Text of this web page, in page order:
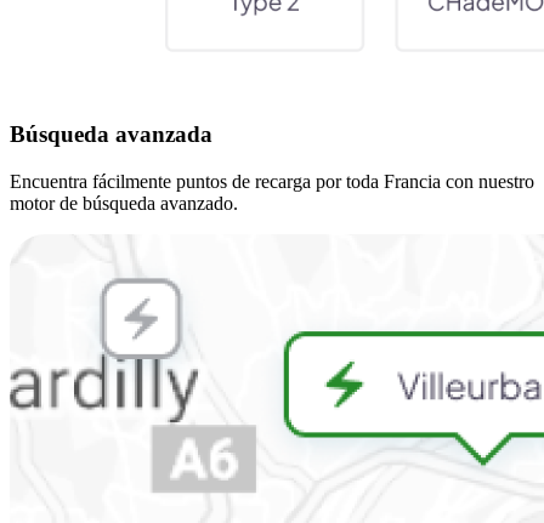
Búsqueda avanzada
Encuentra fácilmente puntos de recarga por toda Francia con nuestro
motor de búsqueda avanzado.